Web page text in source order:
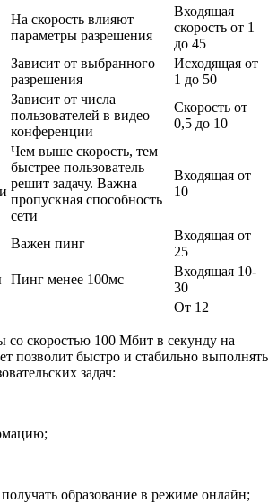
На скорость влияют
параметры разрешения
Входящая
скорость от 1
до 45
Зависит от выбранного
разрешения
Исходящая от
1 до 50
Зависит от числа
пользователей в видео
конференции
Скорость от
0,5 до 10
Чем выше скорость, тем
быстрее пользователь
решит задачу. Важна
пропускная способность
сети
Входящая от
10
Важен пинг
Входящая от
25
Пинг менее 100мс
Входящая 10-
30
От 12
со скоростью 100 Мбит в секунду на
позволит быстро и стабильно выполнять
задач:
образование в режиме онлайн;